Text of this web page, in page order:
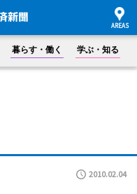
暮らす・働く 学ぶ・知る
2010.02.04